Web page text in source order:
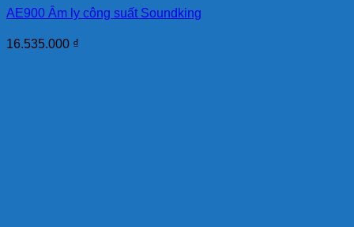
AE900 Âm ly công suất Soundking
16.535.000 ₫